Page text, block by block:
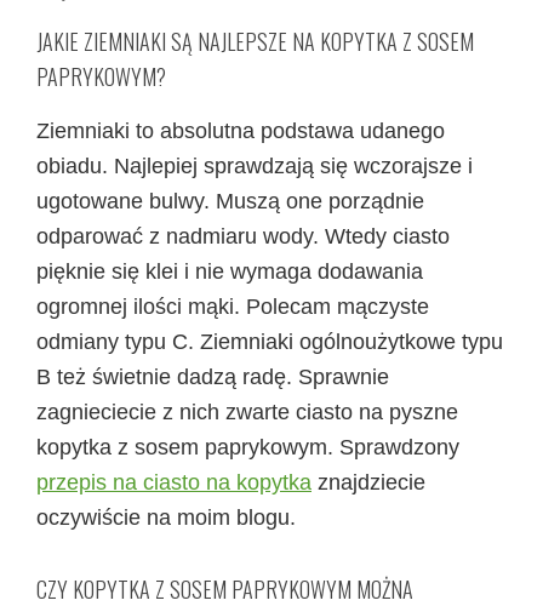
JAKIE ZIEMNIAKI SĄ NAJLEPSZE NA KOPYTKA Z SOSEM
PAPRYKOWYM?
Ziemniaki to absolutna podstawa udanego
obiadu. Najlepiej sprawdzają się wczorajsze i
ugotowane bulwy. Muszą one porządnie
odparować z nadmiaru wody. Wtedy ciasto
pięknie się klei i nie wymaga dodawania
ogromnej ilości mąki. Polecam mączyste
odmiany typu C. Ziemniaki ogólnoużytkowe typu
B też świetnie dadzą radę. Sprawnie
zagnieciecie z nich zwarte ciasto na pyszne
kopytka z sosem paprykowym. Sprawdzony
przepis na ciasto na kopytka znajdziecie
oczywiście na moim blogu.
CZY KOPYTKA Z SOSEM PAPRYKOWYM MOŻNA